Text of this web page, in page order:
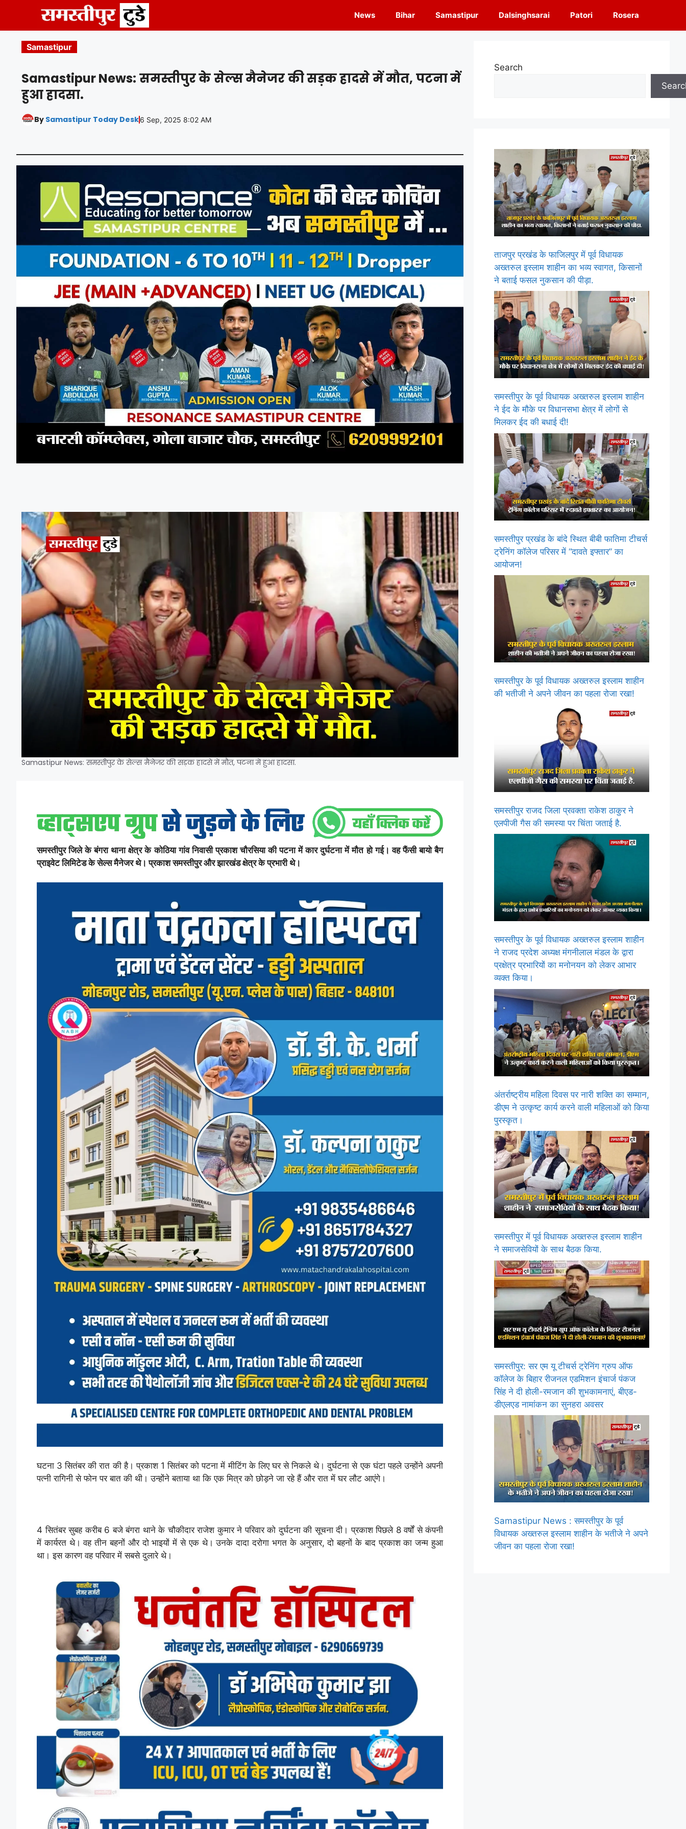
content
News Bihar Samastipur Dalsinghsarai Patori Rosera
Samastipur
Samastipur News: समस्तीपुर के सेल्स मैनेजर की सड़क हादसे में मौत, पटना में
हुआ हादसा.
By Samastipur Today Desk6 Sep, 2025 8:02 AM
Samastipur News: समस्तीपुर के सेल्स मैनेजर की सड़क हादसे में मौत, पटना में हुआ हादसा.
समस्तीपुर जिले के बंगरा थाना क्षेत्र के कोठिया गांव निवासी प्रकाश चौरसिया की पटना में कार दुर्घटना में मौत हो गई। वह फैंसी बायो बैग
प्राइवेट लिमिटेड के सेल्स मैनेजर थे। प्रकाश समस्तीपुर और झारखंड क्षेत्र के प्रभारी थे।
घटना 3 सितंबर की रात की है। प्रकाश 1 सितंबर को पटना में मीटिंग के लिए घर से निकले थे। दुर्घटना से एक घंटा पहले उन्होंने अपनी
पत्नी रागिनी से फोन पर बात की थी। उन्होंने बताया था कि एक मित्र को छोड़ने जा रहे हैं और रात में घर लौट आएंगे।
4 सितंबर सुबह करीब 6 बजे बंगरा थाने के चौकीदार राजेश कुमार ने परिवार को दुर्घटना की सूचना दी। प्रकाश पिछले 8 वर्षों से कंपनी
में कार्यरत थे। वह तीन बहनों और दो भाइयों में से एक थे। उनके दादा दरोगा भगत के अनुसार, दो बहनों के बाद प्रकाश का जन्म हुआ
था। इस कारण वह परिवार में सबसे दुलारे थे।
Search
ताजपुर प्रखंड के फाजिलपुर में पूर्व विधायक
अख्तरुल इस्लाम शाहीन का भव्य स्वागत, किसानों
ने बताई फसल नुकसान की पीड़ा.
समस्तीपुर के पूर्व विधायक अख्तरुल इस्लाम शाहीन
ने ईद के मौके पर विधानसभा क्षेत्र में लोगों से
मिलकर ईद की बधाई दी!
समस्तीपुर प्रखंड के बांदे स्थित बीबी फातिमा टीचर्स
ट्रेनिंग कॉलेज परिसर में “दावते इफ्तार” का
आयोजन!
समस्तीपुर के पूर्व विधायक अख्तरुल इस्लाम शाहीन
की भतीजी ने अपने जीवन का पहला रोजा रखा!
समस्तीपुर राजद जिला प्रवक्ता राकेश ठाकुर ने
एलपीजी गैस की समस्या पर चिंता जताई है.
समस्तीपुर के पूर्व विधायक अख्तरुल इस्लाम शाहीन
ने राजद प्रदेश अध्यक्ष मंगनीलाल मंडल के द्वारा
प्रक्षेत्र प्रभारियों का मनोनयन को लेकर आभार
व्यक्त किया।
अंतर्राष्ट्रीय महिला दिवस पर नारी शक्ति का सम्मान,
डीएम ने उत्कृष्ट कार्य करने वाली महिलाओं को किया
पुरस्कृत।
समस्तीपुर में पूर्व विधायक अख्तरुल इस्लाम शाहीन
ने समाजसेवियों के साथ बैठक किया.
समस्तीपुर: सर एम यू टीचर्स ट्रेनिंग ग्रुप ऑफ
कॉलेज के बिहार रीजनल एडमिशन इंचार्ज पंकज
सिंह ने दी होली-रमजान की शुभकामनाएं, बीएड-
डीएलएड नामांकन का सुनहरा अवसर
Samastipur News : समस्तीपुर के पूर्व
विधायक अख्तरुल इस्लाम शाहीन के भतीजे ने अपने
जीवन का पहला रोजा रखा!